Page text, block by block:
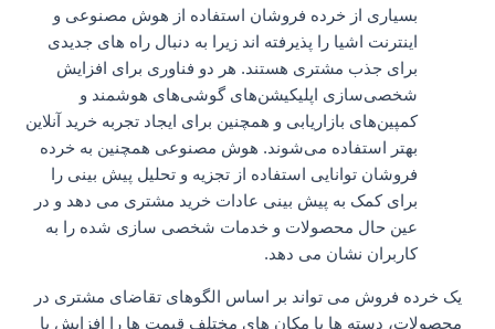
بسیاری از خرده فروشان استفاده از هوش مصنوعی و
اینترنت اشیا را پذیرفته اند زیرا به دنبال راه های جدیدی
برای جذب مشتری هستند. هر دو فناوری برای افزایش
شخصی‌سازی اپلیکیشن‌های گوشی‌های هوشمند و
کمپین‌های بازاریابی و همچنین برای ایجاد تجربه خرید آنلاین
بهتر استفاده می‌شوند. هوش مصنوعی همچنین به خرده
فروشان توانایی استفاده از تجزیه و تحلیل پیش بینی را
برای کمک به پیش بینی عادات خرید مشتری می دهد و در
عین حال محصولات و خدمات شخصی سازی شده را به
کاربران نشان می دهد.
یک خرده فروش می تواند بر اساس الگوهای تقاضای مشتری در
محصولات، دسته ها یا مکان های مختلف قیمت ها را افزایش یا